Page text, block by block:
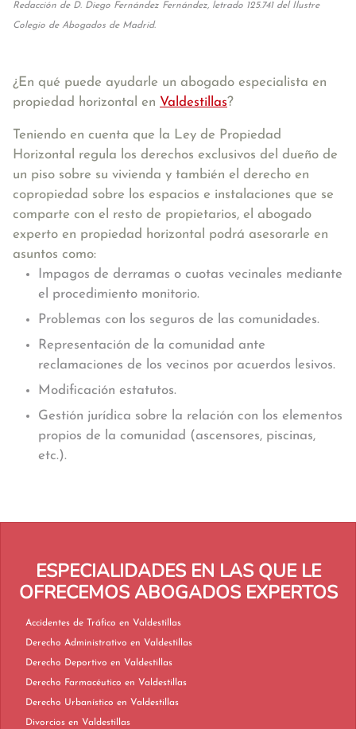
Redacción de D. Diego Fernández Fernández, letrado 125.741 del Ilustre
Colegio de Abogados de Madrid.
¿En qué puede ayudarle un abogado especialista en
propiedad horizontal en Valdestillas?
Teniendo en cuenta que la Ley de Propiedad
Horizontal regula los derechos exclusivos del dueño de
un piso sobre su vivienda y también el derecho en
copropiedad sobre los espacios e instalaciones que se
comparte con el resto de propietarios, el abogado
experto en propiedad horizontal podrá asesorarle en
asuntos como:
Impagos de derramas o cuotas vecinales mediante
el procedimiento monitorio.
Problemas con los seguros de las comunidades.
Representación de la comunidad ante
reclamaciones de los vecinos por acuerdos lesivos.
Modificación estatutos.
Gestión jurídica sobre la relación con los elementos
propios de la comunidad (ascensores, piscinas,
etc.).
ESPECIALIDADES EN LAS QUE LE
OFRECEMOS ABOGADOS EXPERTOS
Accidentes de Tráfico en Valdestillas
Derecho Administrativo en Valdestillas
Derecho Deportivo en Valdestillas
Derecho Farmacéutico en Valdestillas
Derecho Urbanístico en Valdestillas
Divorcios en Valdestillas